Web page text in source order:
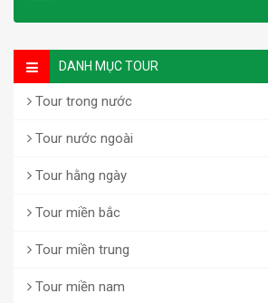
DANH MỤC TOUR
Tour trong nước
Tour nước ngoài
Tour hằng ngày
Tour miền bắc
Tour miền trung
Tour miền nam